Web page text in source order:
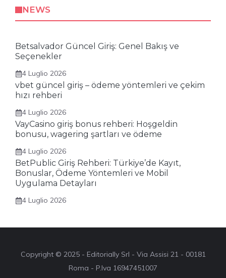
NEWS
Betsalvador Güncel Giriş: Genel Bakış ve
Seçenekler
4 Luglio 2026
vbet güncel giriş – ödeme yöntemleri ve çekim
hızı rehberi
4 Luglio 2026
VayCasino giriş bonus rehberi: Hoşgeldin
bonusu, wagering şartları ve ödeme
4 Luglio 2026
BetPublic Giriş Rehberi: Türkiye’de Kayıt,
Bonuslar, Ödeme Yöntemleri ve Mobil
Uygulama Detayları
4 Luglio 2026
Copyright © 2025 - Editorially Srl - Via Assisi 21 - 00181
Roma - P.Iva 16947451007